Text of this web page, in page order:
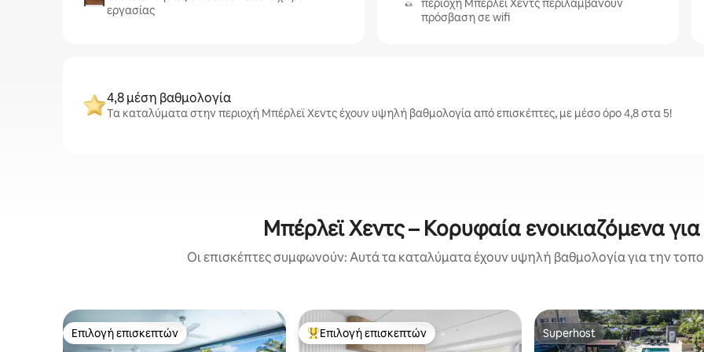
εργασίας
περιοχή Μπέρλεϊ Χεντς περιλαμβάνουν
πρόσβαση σε wifi
4,8 μέση βαθμολογία
Τα καταλύματα στην περιοχή Μπέρλεϊ Χεντς έχουν υψηλή βαθμολογία από επισκέπτες, με μέσο όρο 4,8 στα 5!
Μπέρλεϊ Χεντς – Κορυφαία ενοικιαζόμενα
Οι επισκέπτες συμφωνούν: Αυτά τα καταλύματα έχουν υψηλή βαθμολογία για την
Επιλογή επισκεπτών
Επιλογή επισκεπτών Κορυφαία επιλογή επισκεπτών
Επιλογή επισκεπτών Superhost
Superhost